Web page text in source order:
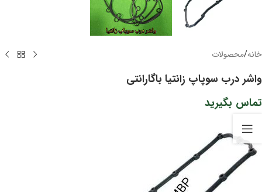
خانه/محصولات
واشر درب سوپاپ زانتیا باگارانتی
تماس بگیرید